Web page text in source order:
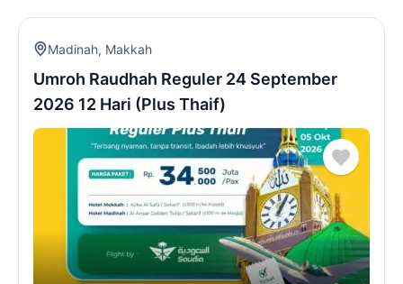
Madinah, Makkah
Umroh Raudhah Reguler 24 September
2026 12 Hari (Plus Thaif)